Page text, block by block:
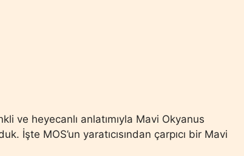
ve heyecanlı anlatımıyla Mavi Okyanus
İşte MOS’un yaratıcısından çarpıcı bir Mavi